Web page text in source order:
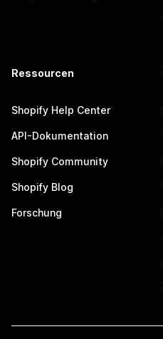
Ressourcen
Shopify Help Center
API-Dokumentation
Shopify Community
Shopify Blog
Forschung